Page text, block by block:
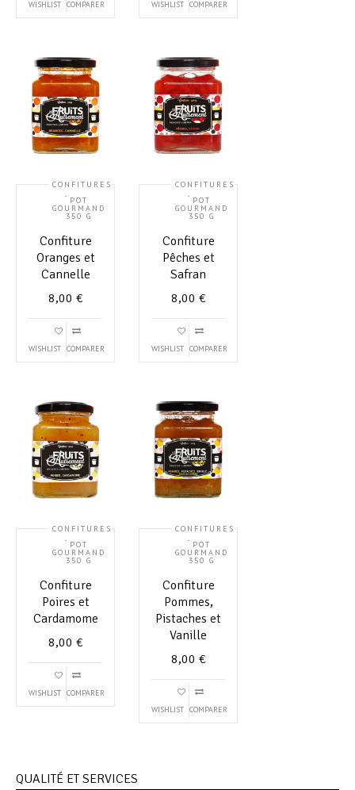
WISHLIST COMPARER WISHLIST COMPARER
CONFITURES
,
POT
GOURMAND
350 G
Confiture
Oranges et
Cannelle
8,00 €
WISHLIST COMPARER
CONFITURES
,
POT
GOURMAND
350 G
Confiture
Pêches et
Safran
8,00 €
WISHLIST COMPARER
CONFITURES
,
POT
GOURMAND
350 G
Confiture
Poires et
Cardamome
8,00 €
WISHLIST COMPARER
CONFITURES
,
POT
GOURMAND
350 G
Confiture
Pommes,
Pistaches et
Vanille
8,00 €
WISHLIST COMPARER
QUALITÉ ET SERVICES